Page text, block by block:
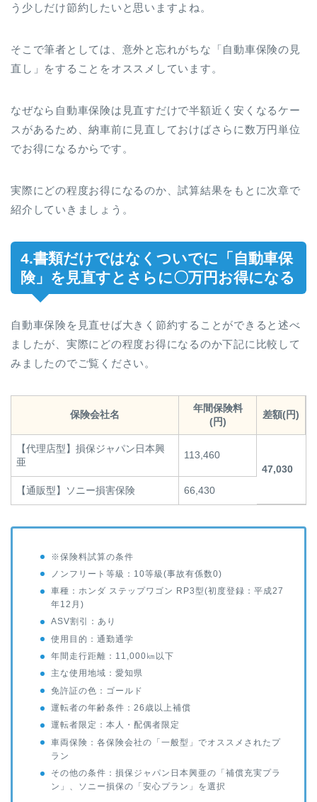
う少しだけ節約したいと思いますよね。
そこで筆者としては、意外と忘れがちな「自動車保険の見
直し」をすることをオススメしています。
なぜなら自動車保険は見直すだけで半額近く安くなるケー
スがあるため、納車前に見直しておけばさらに数万円単位
でお得になるからです。
実際にどの程度お得になるのか、試算結果をもとに次章で
紹介していきましょう。
4.書類だけではなくついでに「自動車保
険」を見直すとさらに〇万円お得になる
自動車保険を見直せば大きく節約することができると述べ
ましたが、実際にどの程度お得になるのか下記に比較して
みましたのでご覧ください。
保険会社名
年間保険料
(円)
差額(円)
【代理店型】損保ジャパン日本興
亜
113,460
47,030
【通販型】ソニー損害保険
66,430
※保険料試算の条件
ノンフリート等級：10等級(事故有係数0)
車種：ホンダ ステップワゴン RP3型(初度登録：平成27
年12月)
ASV割引：あり
使用目的：通勤通学
年間走行距離：11,000㎞以下
主な使用地域：愛知県
免許証の色：ゴールド
運転者の年齢条件：26歳以上補償
運転者限定：本人・配偶者限定
車両保険：各保険会社の「一般型」でオススメされたプ
ラン
その他の条件：損保ジャパン日本興亜の「補償充実プラ
ン」、ソニー損保の「安心プラン」を選択